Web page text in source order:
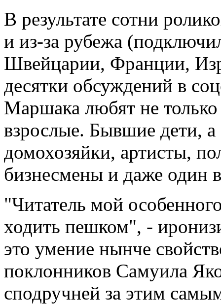
В результате сотни
и из-за рубежа
Швейцарии, Франции,
десятки обсуждений в
Маршака любят не
взрослые. Бывшие дети, а
домохозяйки, артисты,
бизнесмены и даже один
"Читатель мой
ходить пешком", -
это умение нынче
поклонников Самуила
сподручней за этим